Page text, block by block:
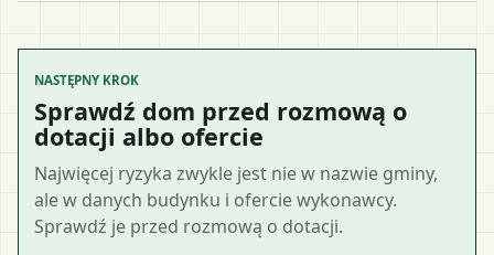
NASTĘPNY KROK
Sprawdź dom przed rozmową o
dotacji albo ofercie
Najwięcej ryzyka zwykle jest nie w nazwie gminy,
ale w danych budynku i ofercie wykonawcy.
Sprawdź je przed rozmową o dotacji.